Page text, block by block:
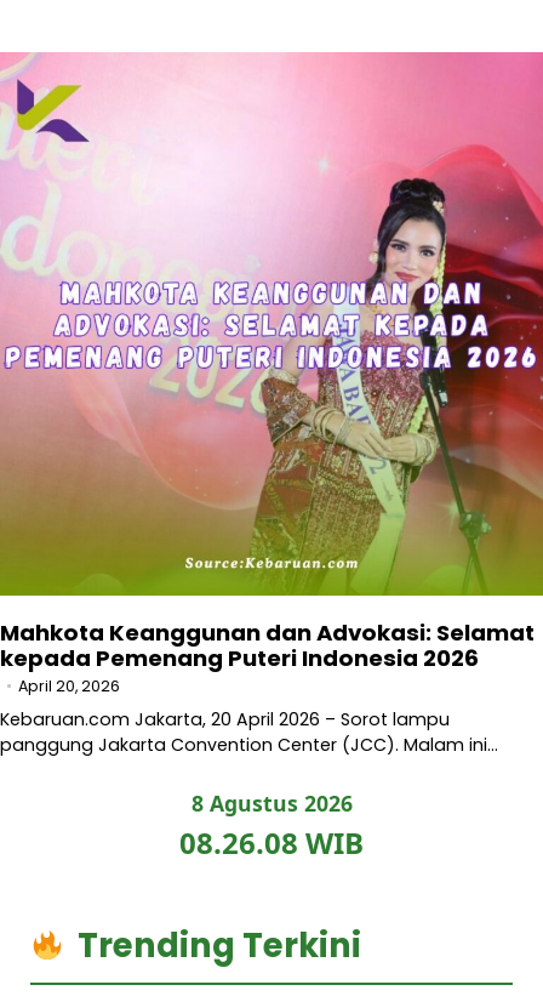
Mahkota Keanggunan dan Advokasi: Selamat
kepada Pemenang Puteri Indonesia 2026
April 20, 2026
Kebaruan.com Jakarta, 20 April 2026 – Sorot lampu
panggung Jakarta Convention Center (JCC). Malam ini…
8 Agustus 2026
08.26.09 WIB
Trending Terkini